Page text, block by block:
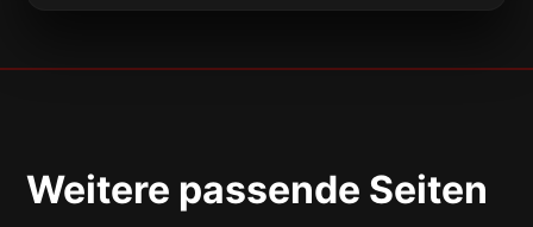
Weitere passende Seiten